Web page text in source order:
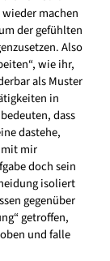
machen
der gefühlten
Also
wie ihr,
als Muster
in
dass
dastehe,
mit mir
doch sein
isoliert
gegenüber
getroffen,
und falle